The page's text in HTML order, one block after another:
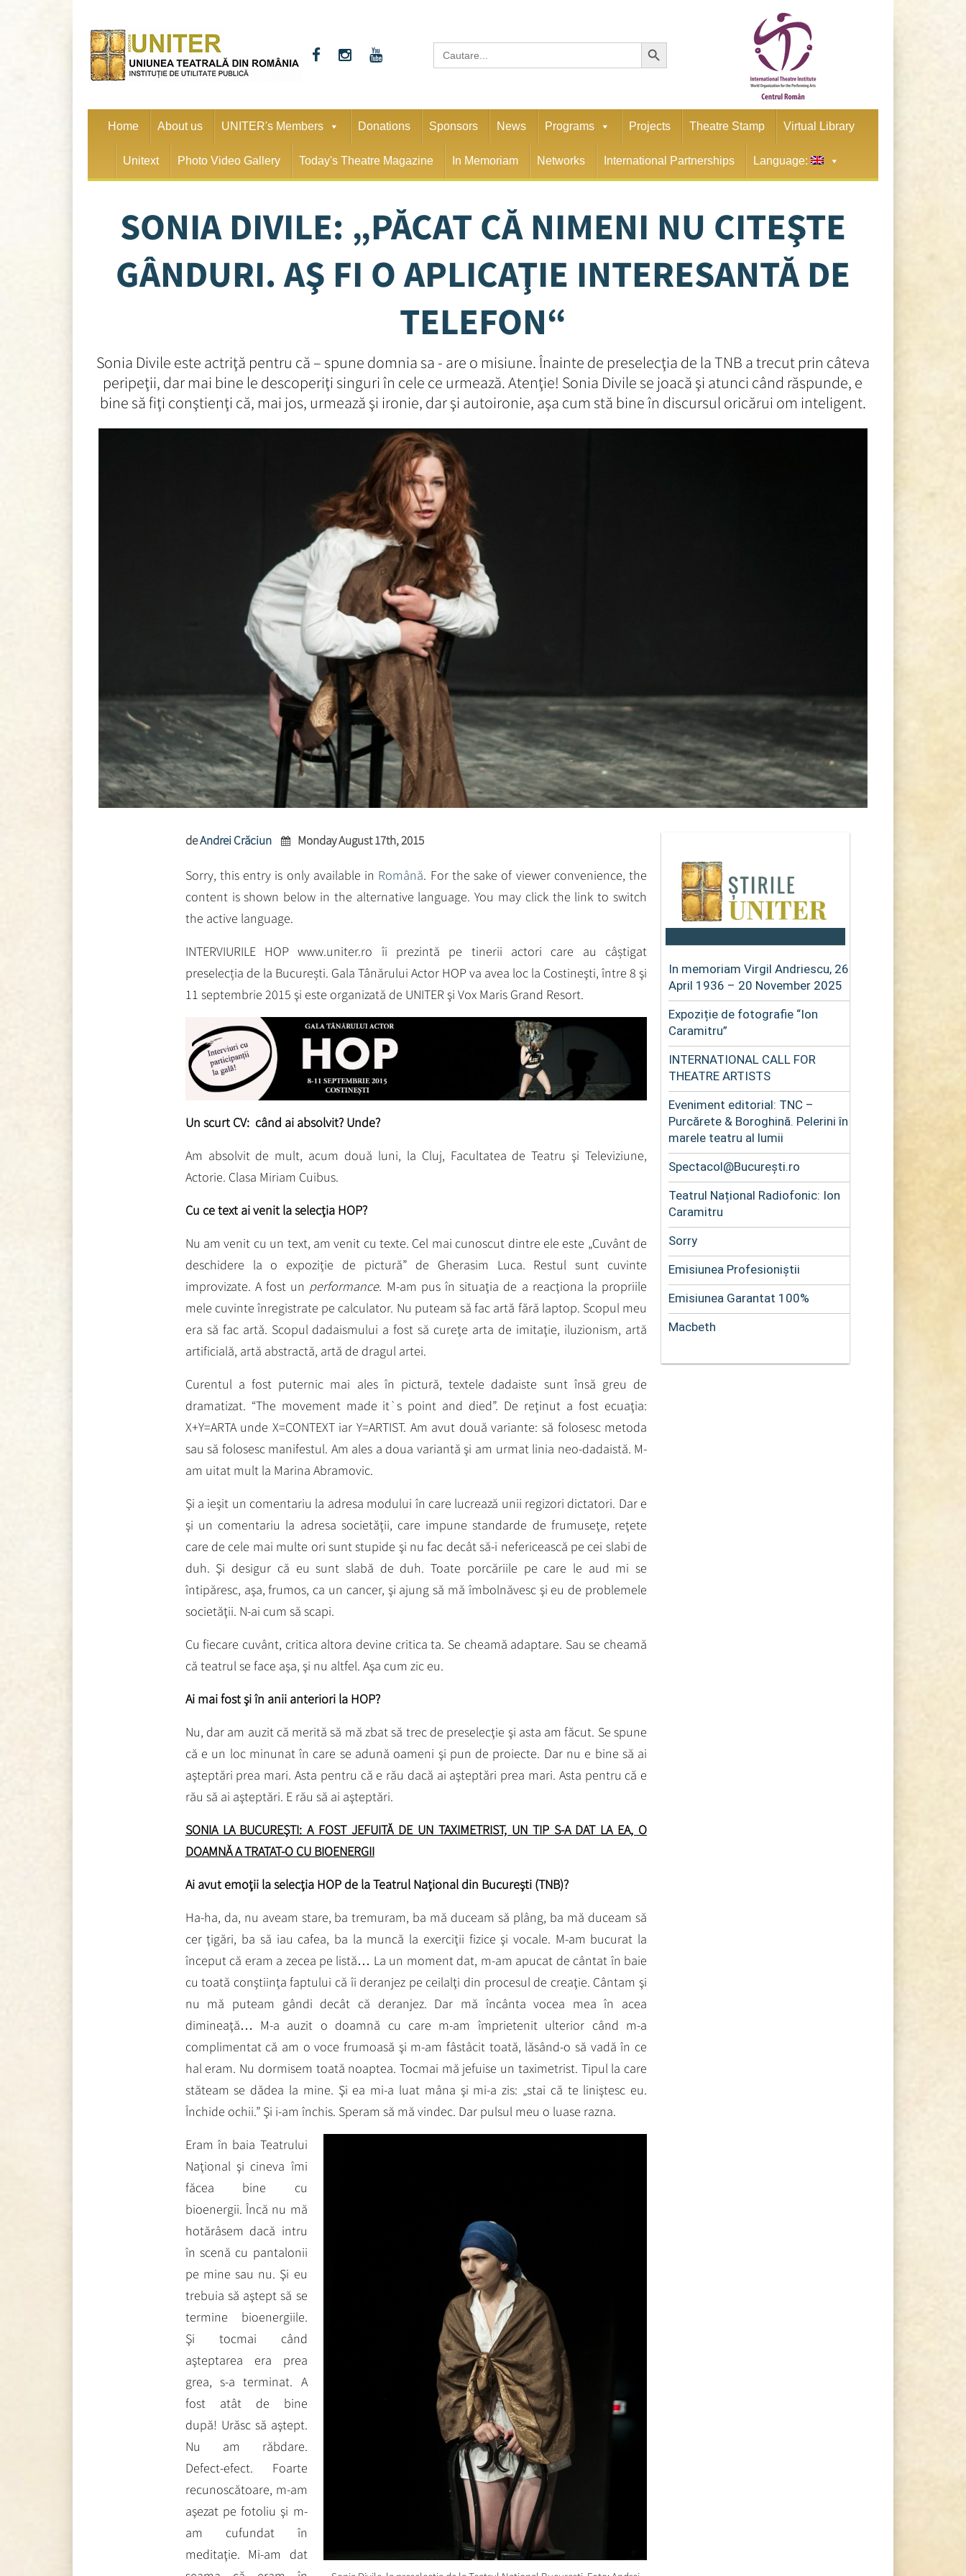
Search
for:
Search Button
Home About us UNITER's Members Donations Sponsors News Programs Projects Theatre Stamp Virtual Library
Unitext Photo Video Gallery Today's Theatre Magazine In Memoriam Networks International Partnerships Language:
SONIA DIVILE: „PĂCAT CĂ NIMENI NU CITEŞTE
GÂNDURI. AŞ FI O APLICAŢIE INTERESANTĂ DE
TELEFON“
Sonia Divile este actriţă pentru că – spune domnia sa - are o misiune. Înainte de preselecţia de la TNB a trecut prin câteva
peripeţii, dar mai bine le descoperiţi singuri în cele ce urmează. Atenţie! Sonia Divile se joacă şi atunci când răspunde, e
bine să fiţi conştienţi că, mai jos, urmează şi ironie, dar şi autoironie, aşa cum stă bine în discursul oricărui om inteligent.
In memoriam Virgil Andriescu, 26
April 1936 – 20 November 2025
Expoziție de fotografie “Ion
Caramitru”
INTERNATIONAL CALL FOR
THEATRE ARTISTS
Eveniment editorial: TNC –
Purcărete & Boroghină. Pelerini în
marele teatru al lumii
Spectacol@București.ro
Teatrul Național Radiofonic: Ion
Caramitru
Sorry
Emisiunea Profesioniștii
Emisiunea Garantat 100%
Macbeth
deAndrei Crăciun Monday August 17th, 2015
Sorry, this entry is only available in Română. For the sake of viewer convenience, the
content is shown below in the alternative language. You may click the link to switch
the active language.
INTERVIURILE HOP www.uniter.ro îi prezintă pe tinerii actori care au câștigat
preselecția de la București. Gala Tânărului Actor HOP va avea loc la Costineşti, între 8 şi
11 septembrie 2015 şi este organizată de UNITER şi Vox Maris Grand Resort.
Un scurt CV: când ai absolvit? Unde?
Am absolvit de mult, acum două luni, la Cluj, Facultatea de Teatru şi Televiziune,
Actorie. Clasa Miriam Cuibus.
Cu ce text ai venit la selecţia HOP?
Nu am venit cu un text, am venit cu texte. Cel mai cunoscut dintre ele este „Cuvânt de
deschidere la o expoziţie de pictură” de Gherasim Luca. Restul sunt cuvinte
improvizate. A fost un performance. M-am pus în situaţia de a reacţiona la propriile
mele cuvinte înregistrate pe calculator. Nu puteam să fac artă fără laptop. Scopul meu
era să fac artă. Scopul dadaismului a fost să cureţe arta de imitaţie, iluzionism, artă
artificială, artă abstractă, artă de dragul artei.
Curentul a fost puternic mai ales în pictură, textele dadaiste sunt însă greu de
dramatizat. “The movement made it`s point and died”. De reţinut a fost ecuaţia:
X+Y=ARTA unde X=CONTEXT iar Y=ARTIST. Am avut două variante: să folosesc metoda
sau să folosesc manifestul. Am ales a doua variantă şi am urmat linia neo-dadaistă. M-
am uitat mult la Marina Abramovic.
Şi a ieşit un comentariu la adresa modului în care lucrează unii regizori dictatori. Dar e
şi un comentariu la adresa societăţii, care impune standarde de frumuseţe, reţete
care de cele mai multe ori sunt stupide şi nu fac decât să-i nefericească pe cei slabi de
duh. Şi desigur că eu sunt slabă de duh. Toate porcăriile pe care le aud mi se
întipăresc, aşa, frumos, ca un cancer, şi ajung să mă îmbolnăvesc şi eu de problemele
societăţii. N-ai cum să scapi.
Cu fiecare cuvânt, critica altora devine critica ta. Se cheamă adaptare. Sau se cheamă
că teatrul se face aşa, şi nu altfel. Aşa cum zic eu.
Ai mai fost şi în anii anteriori la HOP?
Nu, dar am auzit că merită să mă zbat să trec de preselecţie şi asta am făcut. Se spune
că e un loc minunat în care se adună oameni şi pun de proiecte. Dar nu e bine să ai
aşteptări prea mari. Asta pentru că e rău dacă ai aşteptări prea mari. Asta pentru că e
rău să ai aşteptări. E rău să ai aşteptări.
SONIA LA BUCUREŞTI: A FOST JEFUITĂ DE UN TAXIMETRIST, UN TIP S-A DAT LA EA, O
DOAMNĂ A TRATAT-O CU BIOENERGII
Ai avut emoţii la selecţia HOP de la Teatrul Naţional din Bucureşti (TNB)?
Ha-ha, da, nu aveam stare, ba tremuram, ba mă duceam să plâng, ba mă duceam să
cer ţigări, ba să iau cafea, ba la muncă la exerciţii fizice şi vocale. M-am bucurat la
început că eram a zecea pe listă… La un moment dat, m-am apucat de cântat în baie
cu toată conştiinţa faptului că îi deranjez pe ceilalţi din procesul de creaţie. Cântam şi
nu mă puteam gândi decât că deranjez. Dar mă încânta vocea mea în acea
dimineaţă… M-a auzit o doamnă cu care m-am împrietenit ulterior când m-a
complimentat că am o voce frumoasă şi m-am fâstâcit toată, lăsând-o să vadă în ce
hal eram. Nu dormisem toată noaptea. Tocmai mă jefuise un taximetrist. Tipul la care
stăteam se dădea la mine. Şi ea mi-a luat mâna şi mi-a zis: „stai că te liniştesc eu.
Închide ochii.” Şi i-am închis. Speram să mă vindec. Dar pulsul meu o luase razna.
Eram în baia Teatrului
Naţional şi cineva îmi
făcea bine cu
bioenergii. Încă nu mă
hotărâsem dacă intru
în scenă cu pantalonii
pe mine sau nu. Şi eu
trebuia să aştept să se
termine bioenergiile.
Şi tocmai când
aşteptarea era prea
grea, s-a terminat. A
fost atât de bine
după! Urăsc să aştept.
Nu am răbdare.
Defect-efect. Foarte
recunoscătoare, m-am
aşezat pe fotoliu şi m-
am cufundat în
meditaţie. Mi-am dat